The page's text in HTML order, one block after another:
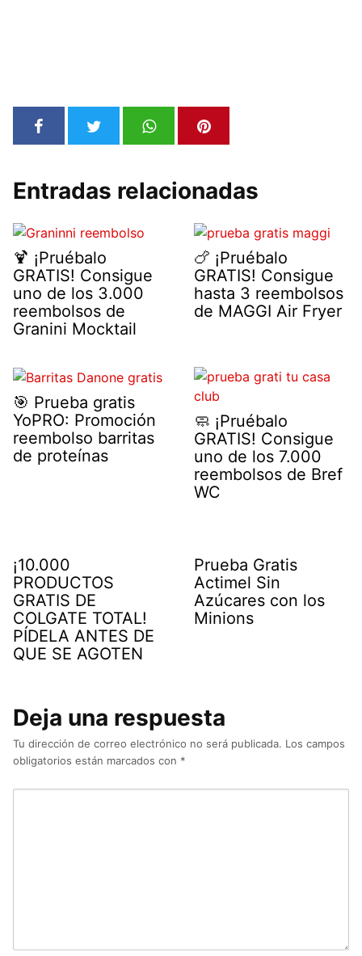
Entradas relacionadas
🍹 ¡Pruébalo
GRATIS! Consigue
uno de los 3.000
reembolsos de
Granini Mocktail
🍗 ¡Pruébalo
GRATIS! Consigue
hasta 3 reembolsos
de MAGGI Air Fryer
🎯 Prueba gratis
YoPRO: Promoción
reembolso barritas
de proteínas
🧼 ¡Pruébalo
GRATIS! Consigue
uno de los 7.000
reembolsos de Bref
WC
¡10.000
PRODUCTOS
GRATIS DE
COLGATE TOTAL!
PÍDELA ANTES DE
QUE SE AGOTEN
Prueba Gratis
Actimel Sin
Azúcares con los
Minions
Deja una respuesta
Tu dirección de correo electrónico no será publicada. Los campos
obligatorios están marcados con *